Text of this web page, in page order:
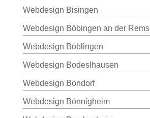
Webdesign Bisingen
Webdesign Böbingen an der Rems
Webdesign Böblingen
Webdesign Bodeslhausen
Webdesign Bondorf
Webdesign Bönnigheim